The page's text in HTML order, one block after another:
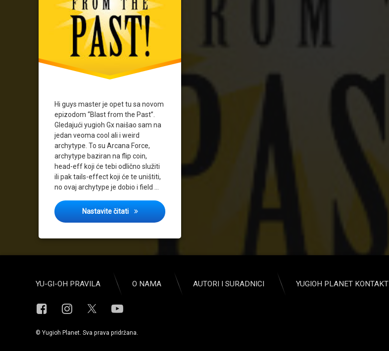
Hi guys master je opet tu sa novom
epizodom “Blast from the Past”.
Gledajući yugioh Gx naišao sam na
jedan veoma cool ali i weird
archytype. To su Arcana Force,
archytype baziran na flip coin,
head-eff koji će tebi odlično služiti
ili pak tails-effect koji će te uništiti,
no ovaj archytype je dobio i field …
Nastavite čitati Blast from the Past 2#
YU-GI-OH PRAVILA O NAMA AUTORI I SURADNICI YUGIOH PLANET KONTAKT
FacebookInstagramYouTube
© Yugioh Planet. Sva prava pridržana.